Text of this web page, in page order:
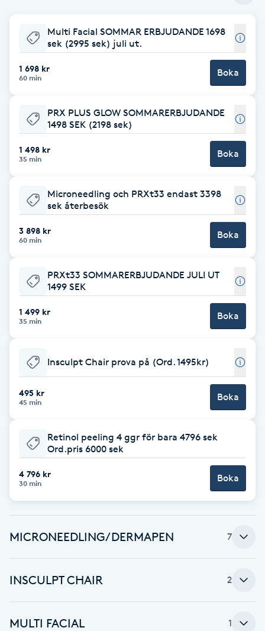
Balayage
Barber
Barnklippning
Bottenfärg
Brynformning
Brynfärgning
Color correction
Cryoterapi
Damklippning
Multi Facial SOMMAR ERBJUDANDE 1698
sek (2995 sek) juli ut.
1 698 kr
60 min Boka
PRX PLUS GLOW SOMMARERBJUDANDE
1498 SEK (2198 sek)
1 498 kr
35 min Boka
Microneedling och PRXt33 endast 3398
sek återbesök
3 898 kr
60 min Boka
PRXt33 SOMMARERBJUDANDE JULI UT
1499 SEK
1 499 kr
35 min Boka
Insculpt Chair prova på (Ord. 1495kr)
495 kr
45 min Boka
Retinol peeling 4 ggr för bara 4796 sek
Ord.pris 6000 sek
4 796 kr
30 min Boka
MICRONEEDLING/DERMAPEN 7
INSCULPT CHAIR 2
MULTI FACIAL 1